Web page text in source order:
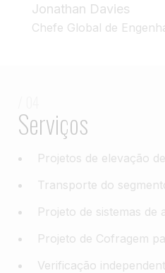
Jonathan Davies
Chefe Global de
Serviços
Projetos de elevação
Transporte do
Projeto de sistemas de
Projeto de Cofragem
Verificação